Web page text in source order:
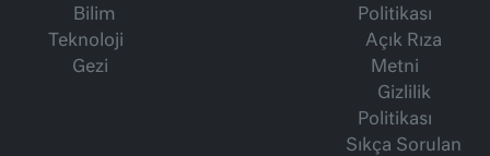
Bilim
Teknoloji
Gezi
Politikası
Açık Rıza
Metni
Gizlilik
Politikası
Sıkça Sorulan